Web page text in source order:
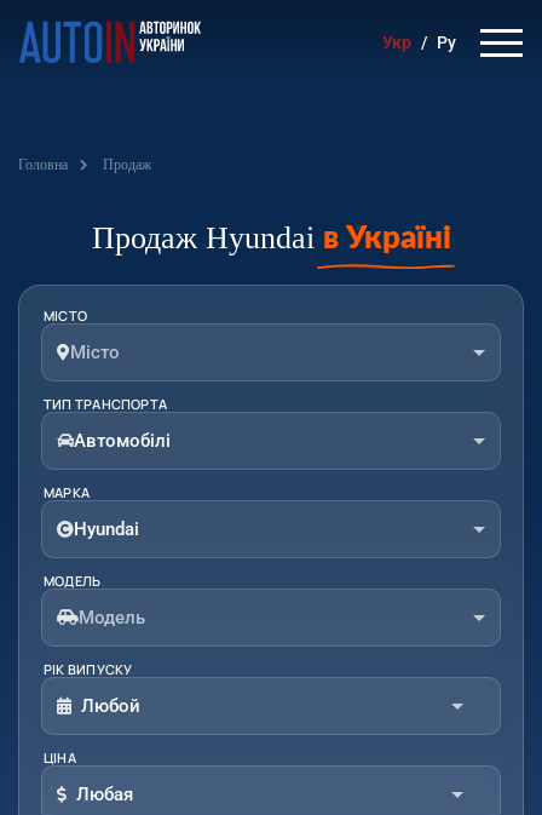
Укр / Ру
Головна Продаж
Продаж Hyundai в Україні
МІСТО
Місто
ТИП ТРАНСПОРТА
Автомобілі
МАРКА
Hyundai
МОДЕЛЬ
Модель
РІК ВИПУСКУ
Любой
От: До:
ЦІНА
Любая